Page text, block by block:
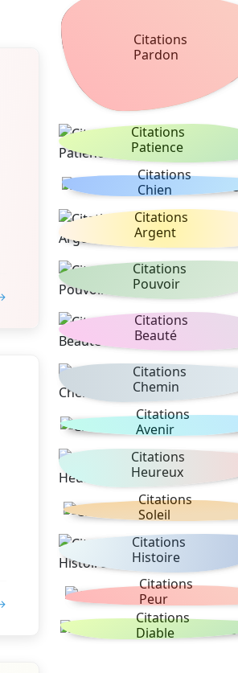
Citations
Pardon
Citations
Patience
Citations
Chien
Citations
Argent
Citations
Pouvoir
Citations
Beauté
Citations
Chemin
Citations
Avenir
Citations
Heureux
Citations
Soleil
Citations
Histoire
Citations
Peur
Citations
Diable